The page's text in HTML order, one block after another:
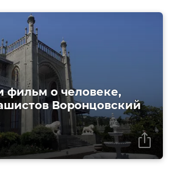
фильм о человеке,
Воронцовский